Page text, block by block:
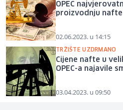
OPEC
proizvodnju nafte
02.06.2023. u 14:15
TRŽIŠTE UZDRMANO
Cijene nafte u
OPEC-a najavile
03.04.2023. u 09:50